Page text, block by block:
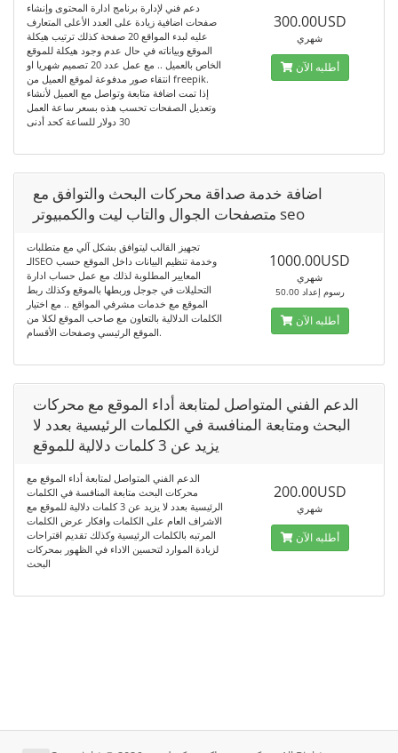
دعم فني لإدارة برنامج ادارة المحتوى وإنشاء
صفحات اضافية زيادة على العدد الأعلى المتعارف
عليه لبدء المواقع 20 صفحة كذلك ترتيب هيكلة
الموقع وبياناته في حال عدم وجود هيكلة للموقع
الخاص بالعميل .. مع عمل عدد 20 تصميم شهريا او
انتقاء صور مدفوعة لموقع العميل من freepik.
إذا تمت اضافة متابعة وتواصل مع العميل لأنشاء
وتعديل الصفحات تحسب هذه بسعر ساعة العمل
30 دولار للساعة كحد أدنى
300.00USD
شهري
أطلبه الآن
اضافة خدمة صداقة محركات البحث والتوافق مع
متصفحات الجوال والتاب ليت والكمبيوتر seo
تجهيز القالب ليتوافق بشكل آلي مع متطلبات
الـSEO وخدمة تنظيم البيانات داخل الموقع حسب
المعايير المطلوبة لذلك مع عمل حساب ادارة
التحليلات في جوجل وربطها بالموقع وكذلك ربط
الموقع مع خدمات مشرفي المواقع .. مع اختيار
الكلمات الدلالية بالتعاون مع صاحب الموقع لكلا من
الموقع الرئيسي وصفحات الأقسام.
1000.00USD
شهري
50.00 رسوم إعداد
أطلبه الآن
الدعم الفني المتواصل لمتابعة أداء الموقع مع محركات
البحث ومتابعة المنافسة في الكلمات الرئيسية بعدد لا
يزيد عن 3 كلمات دلالية للموقع
الدعم الفني المتواصل لمتابعة أداء الموقع مع
محركات البحث متابعة المنافسة في الكلمات
الرئيسية بعدد لا يزيد عن 3 كلمات دلالية للموقع مع
الاشراف العام على الكلمات وافكار عرض الكلمات
المرتبه بالكلمات الرئيسية وكذلك تقديم اقتراحات
لزيادة الموارد لتحسين الاداء في الظهور بمحركات
البحث
200.00USD
شهري
أطلبه الآن